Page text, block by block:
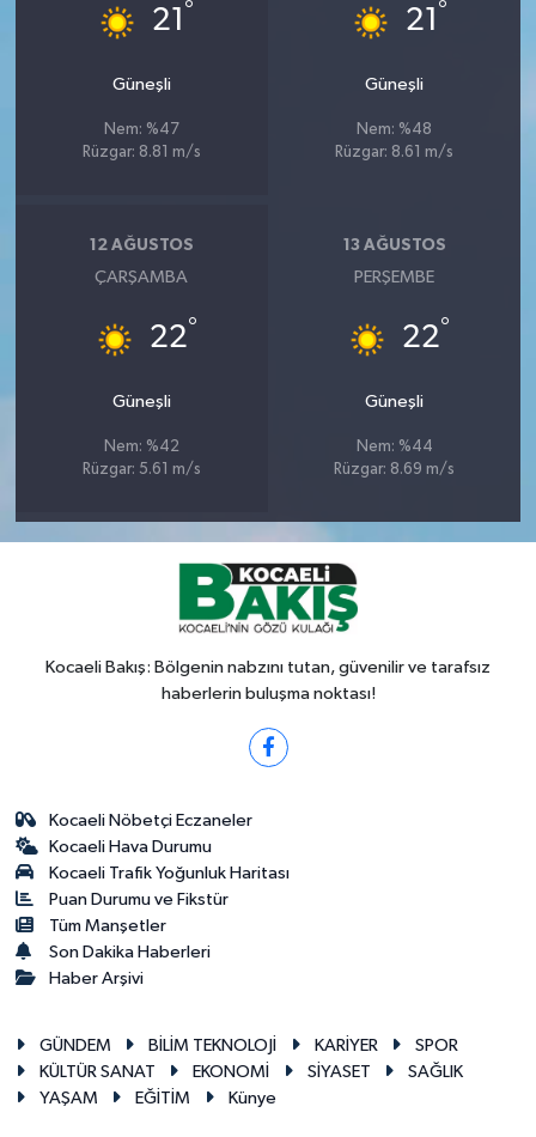
21 °
Güneşli
Nem: %47
Rüzgar: 8.81 m/s
21 °
Güneşli
Nem: %48
Rüzgar: 8.61 m/s
12 AĞUSTOS
ÇARŞAMBA
22°
Güneşli
Nem: %42
Rüzgar: 5.61 m/s
13 AĞUSTOS
PERŞEMBE
22°
Güneşli
Nem: %44
Rüzgar: 8.69 m/s
Kocaeli Bakış: Bölgenin nabzını tutan, güvenilir ve tarafsız
haberlerin buluşma noktası!
Kocaeli Nöbetçi Eczaneler
Kocaeli Hava Durumu
Kocaeli Trafik Yoğunluk Haritası
Puan Durumu ve Fikstür
Tüm Manşetler
Son Dakika Haberleri
Haber Arşivi
GÜNDEM BİLİM TEKNOLOJİ KARİYER
SPOR
KÜLTÜR SANAT
EKONOMİ SİYASET
SAĞLIK
YAŞAM
EĞİTİM Künye